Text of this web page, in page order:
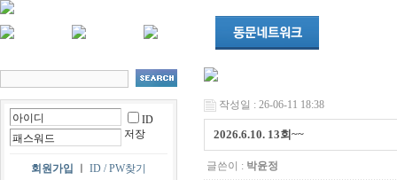
ID
저장
회원가입 ID / PW찾기
작성일 : 26-06-11 18:38
2026.6.10. 13회~~
글쓴이 : 박윤정